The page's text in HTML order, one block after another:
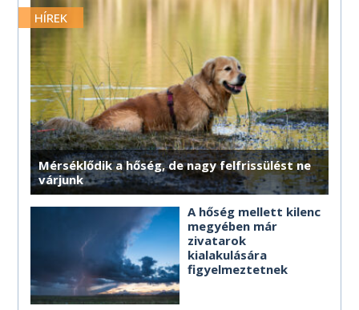
merre érdemes haladnod.
MÉG TÖBB HOROSZKÓP
MÉG TÖBB HOROSZKÓP
MÉG TÖBB HOROSZKÓP
MÉG TÖBB HOROSZKÓP
MÉG TÖBB HOROSZKÓP
MÉG TÖBB HOROSZKÓP
MÉG TÖBB HOROSZKÓP
MÉG TÖBB HOROSZKÓP
MÉG TÖBB HOROSZKÓP
MÉG TÖBB HOROSZKÓP
MÉG TÖBB HOROSZKÓP
HÍREK
Mérséklődik a hőség, de nagy felfrissülést ne
várjunk
A hőség mellett kilenc
megyében már
zivatarok
kialakulására
figyelmeztetnek